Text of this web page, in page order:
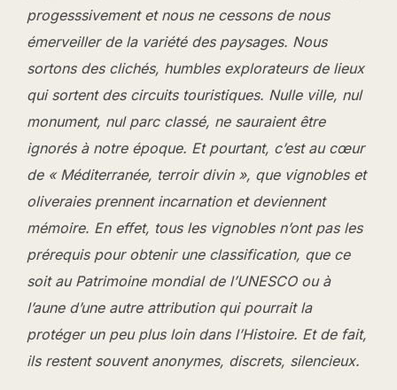
progesssivement et nous ne cessons de nous
émerveiller de la variété des paysages. Nous
sortons des clichés, humbles explorateurs de lieux
qui sortent des circuits touristiques. Nulle ville, nul
monument, nul parc classé, ne sauraient être
ignorés à notre époque. Et pourtant, c’est au cœur
de « Méditerranée, terroir divin », que vignobles et
oliveraies prennent incarnation et deviennent
mémoire. En effet, tous les vignobles n’ont pas les
prérequis pour obtenir une classification, que ce
soit au Patrimoine mondial de l’UNESCO ou à
l’aune d’une autre attribution qui pourrait la
protéger un peu plus loin dans l’Histoire. Et de fait,
ils restent souvent anonymes, discrets, silencieux.